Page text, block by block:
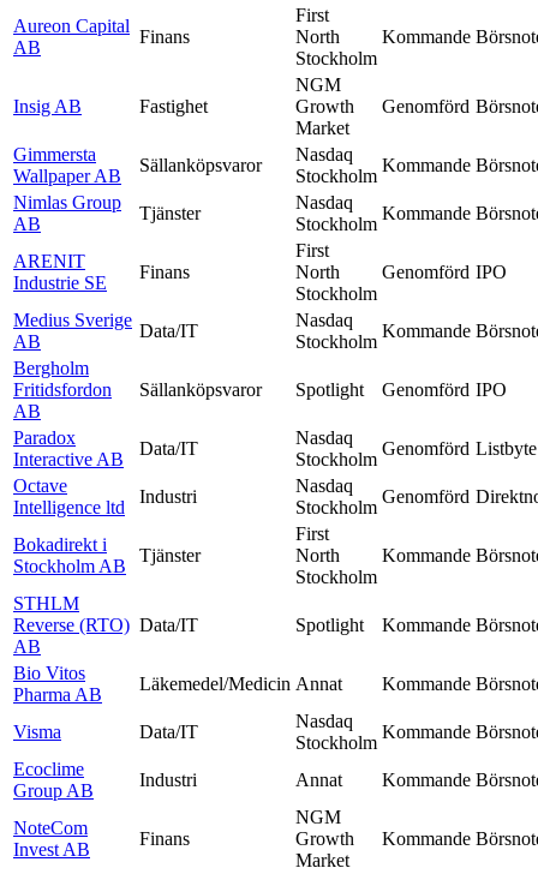
Aureon Capital
AB
Finans
First
North
Stockholm
Kommande
Insig AB Fastighet
NGM
Growth
Market
Genomförd
Gimmersta
Wallpaper AB
Sällanköpsvaror
Nasdaq
Stockholm
Kommande
Nimlas Group
AB
Tjänster
Nasdaq
Stockholm
Kommande
ARENIT
Industrie SE
Finans
First
North
Stockholm
Genomförd IPO
Medius Sverige
AB
Data/IT
Nasdaq
Stockholm
Kommande
Bergholm
Fritidsfordon
AB
Sällanköpsvaror Spotlight Genomförd IPO
Paradox
Interactive AB
Data/IT
Nasdaq
Stockholm
Genomförd Listbyte
Octave
Intelligence ltd
Industri
Nasdaq
Stockholm
Genomförd
Bokadirekt i
Stockholm AB
Tjänster
First
North
Stockholm
Kommande
STHLM
Reverse (RTO)
AB
Data/IT Spotlight Kommande
Bio Vitos
Pharma AB
Läkemedel/Medicin Annat Kommande
Visma Data/IT
Nasdaq
Stockholm
Kommande
Ecoclime
Group AB
Industri Annat Kommande
NoteCom
Invest AB
Finans
NGM
Growth
Market
Kommande